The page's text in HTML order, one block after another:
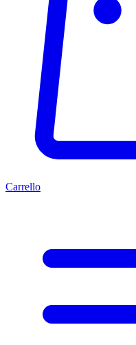
Carrello